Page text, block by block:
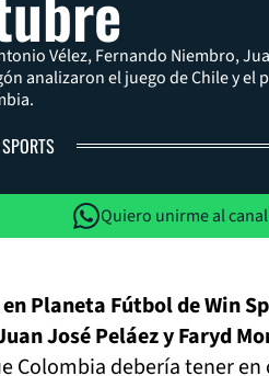
Vélez, Fernando Niembro,
analizaron el juego de Chile y el
Quiero unirme al
Planeta Fútbol de Win
José Peláez y Faryd
Colombia debería tener